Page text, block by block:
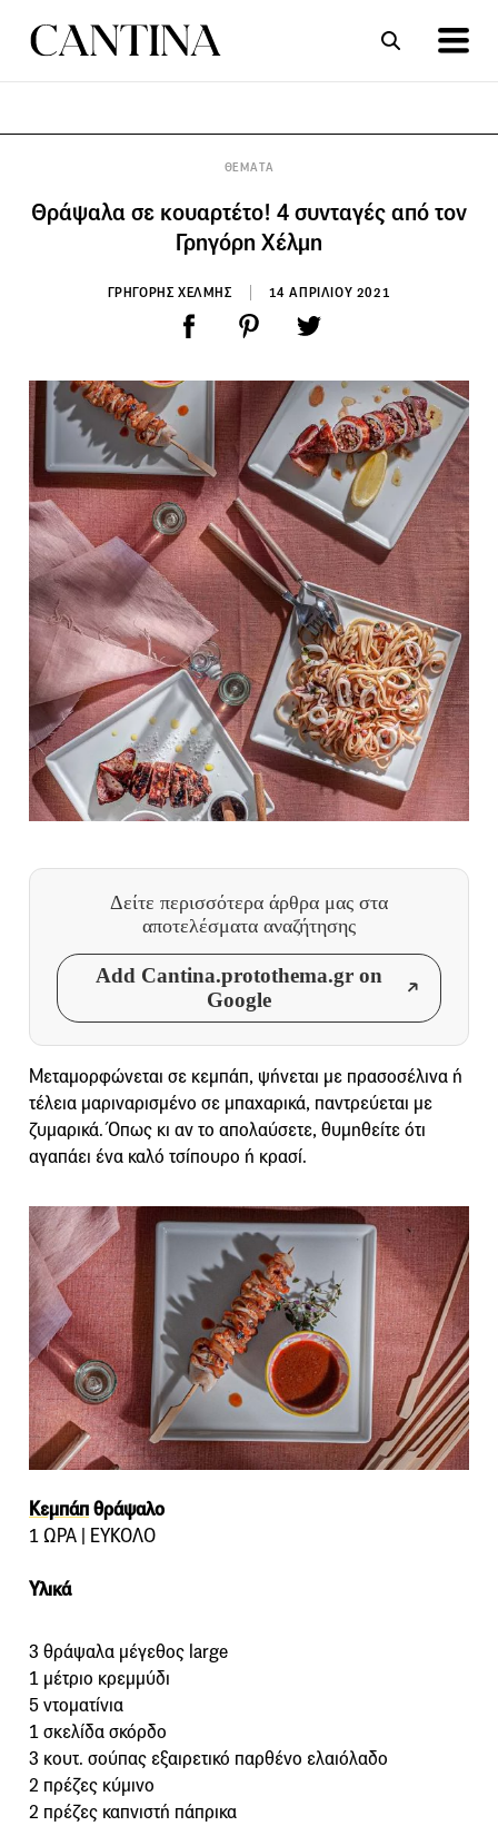
ΘΕΜΑΤΑ
Θράψαλα σε κουαρτέτο! 4 συνταγές από τον
Γρηγόρη Χέλμη
ΓΡΗΓΟΡΗΣ ΧΕΛΜΗΣ 14 ΑΠΡΙΛΙΟΥ 2021
Δείτε περισσότερα άρθρα μας στα
αποτελέσματα αναζήτησης
Add Cantina.protothema.gr on
Google
Μεταμορφώνεται σε κεμπάπ, ψήνεται με πρασοσέλινα ή
τέλεια μαριναρισμένο σε μπαχαρικά, παντρεύεται με
ζυμαρικά. Όπως κι αν το απολαύσετε, θυμηθείτε ότι
αγαπάει ένα καλό τσίπουρο ή κρασί.
Κεμπάπθράψαλο
1 ΩΡΑ | ΕΥΚΟΛΟ
Υλικά
3 θράψαλα μέγεθος large
1 μέτριο κρεμμύδι
5 ντοματίνια
1 σκελίδα σκόρδο
3 κουτ. σούπας εξαιρετικό παρθένο ελαιόλαδο
2 πρέζες κύμινο
2 πρέζες καπνιστή πάπρικα